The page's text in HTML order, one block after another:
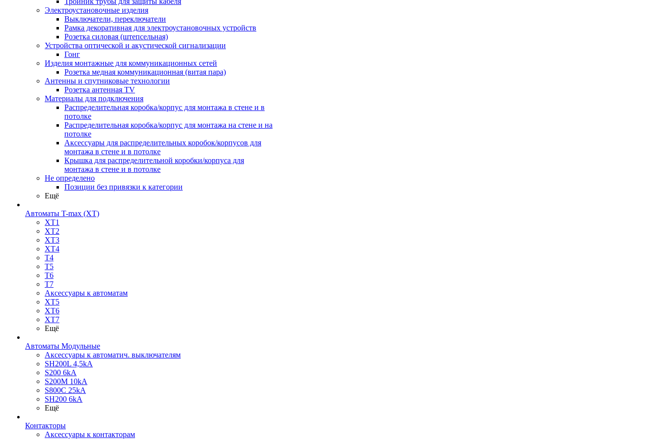
Электроустановочные изделия
Выключатели, переключатели
Рамка декоративная для электроустановочных устройств
Розетка силовая (штепсельная)
Устройства оптической и акустической сигнализации
Гонг
Изделия монтажные для коммуникационных сетей
Розетка медная коммуникационная (витая пара)
Антенны и спутниковые технологии
Розетка антенная TV
Материалы для подключения
Распределительная коробка/корпус для монтажа в стене и в
потолке
Распределительная коробка/корпус для монтажа на стене и на
потолке
Аксессуары для распределительных коробок/корпусов для
монтажа в стене и в потолке
Крышка для распределительной коробки/корпуса для
монтажа в стене и в потолке
Не определено
Позиции без привязки к категории
Ещё
Автоматы T-max (XT)
XT1
XT2
XT3
XT4
T4
T5
T6
T7
Аксессуары к автоматам
XT5
XT6
XT7
Ещё
Автоматы Модульные
Аксессуары к автоматич. выключателям
SH200L 4,5kA
S200 6kA
S200M 10kA
S800C 25kA
SH200 6kA
Ещё
Контакторы
Аксессуары к контакторам